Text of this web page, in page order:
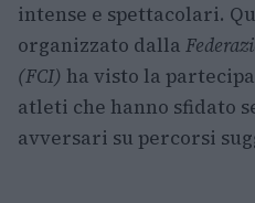
intense e spettacolari.
organizzato dalla
(FCI) ha visto la
atleti che hanno sfidato
avversari su percorsi